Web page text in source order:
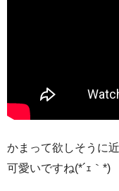
かまって欲しそうに
可愛いですね(*´ｪ｀*)